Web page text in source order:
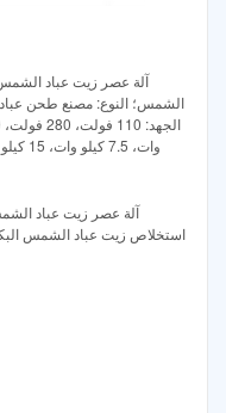
آلة عصر زيت عباد
آلة عصر زيت عباد الشمس
استخلاص زيت عباد الشمس